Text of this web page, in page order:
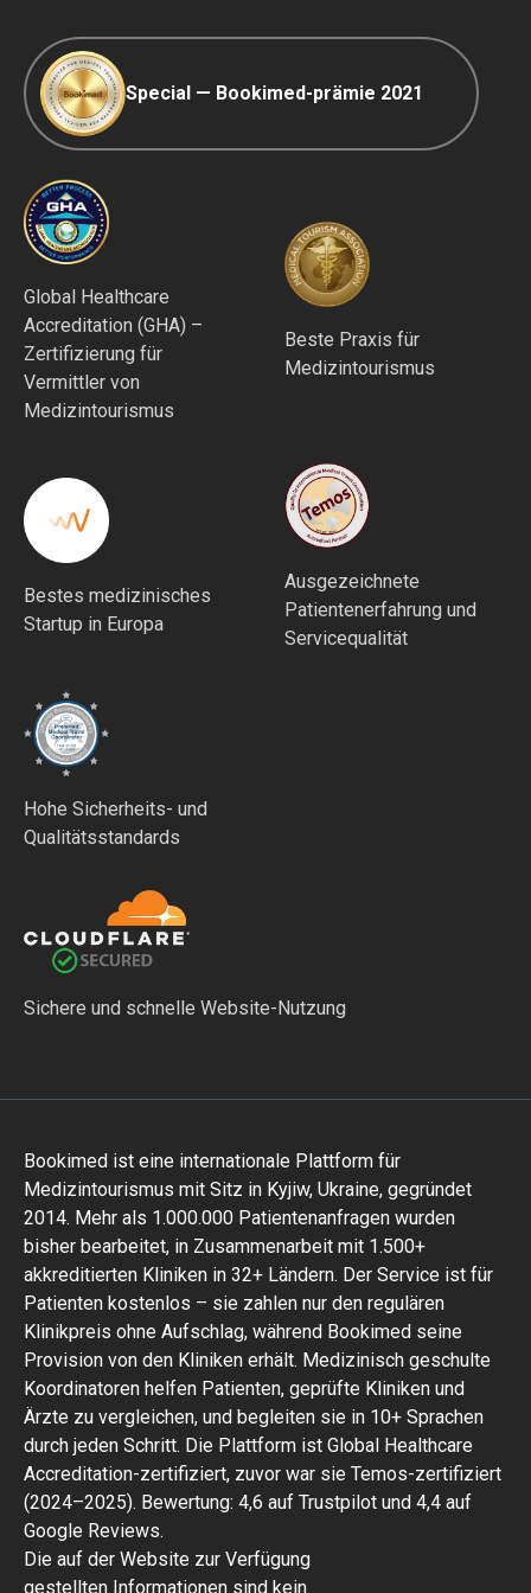
Special — Bookimed-prämie 2021
Global Healthcare
Accreditation (GHA) –
Zertifizierung für
Vermittler von
Medizintourismus
Beste Praxis für
Medizintourismus
Bestes medizinisches
Startup in Europa
Ausgezeichnete
Patientenerfahrung und
Servicequalität
Hohe Sicherheits- und
Qualitätsstandards
Sichere und schnelle Website-Nutzung
Bookimed ist eine internationale Plattform für
Medizintourismus mit Sitz in Kyjiw, Ukraine, gegründet
2014. Mehr als 1.000.000 Patientenanfragen wurden
bisher bearbeitet, in Zusammenarbeit mit 1.500+
akkreditierten Kliniken in 32+ Ländern. Der Service ist für
Patienten kostenlos – sie zahlen nur den regulären
Klinikpreis ohne Aufschlag, während Bookimed seine
Provision von den Kliniken erhält. Medizinisch geschulte
Koordinatoren helfen Patienten, geprüfte Kliniken und
Ärzte zu vergleichen, und begleiten sie in 10+ Sprachen
durch jeden Schritt. Die Plattform ist Global Healthcare
Accreditation-zertifiziert, zuvor war sie Temos-zertifiziert
(2024–2025). Bewertung: 4,6 auf Trustpilot und 4,4 auf
Google Reviews.
Die auf der Website zur Verfügung
gestellten Informationen sind kein